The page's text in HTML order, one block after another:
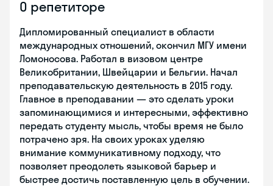
О репетиторе
Дипломированный специалист в области
международных отношений, окончил МГУ имени
Ломоносова. Работал в визовом центре
Великобритании, Швейцарии и Бельгии. Начал
преподавательскую деятельность в 2015 году.
Главное в преподавании — это сделать уроки
запоминающимися и интересными, эффективно
передать студенту мысль, чтобы время не было
потрачено зря. На своих уроках уделяю
внимание коммуникативному подходу, что
позволяет преодолеть языковой барьер и
быстрее достичь поставленную цель в обучении.